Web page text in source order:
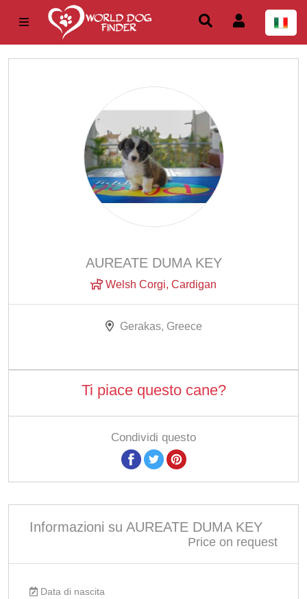
AUREATE DUMA KEY
Welsh Corgi, Cardigan
Gerakas, Greece
Ti piace questo cane?
Condividi questo
Informazioni su AUREATE DUMA KEY
Price on request
Data di nascita